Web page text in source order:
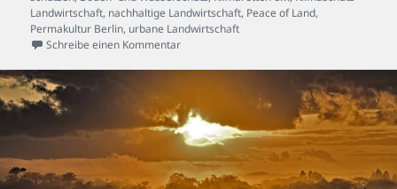
Landwirtschaft, nachhaltige Landwirtschaft, Peace of Land,
Permakultur Berlin, urbane Landwirtschaft
Schreibe einen Kommentarzu Wie Klimaretten-Selbermachen und